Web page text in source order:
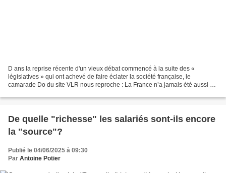
D ans la reprise récente d'un vieux débat commencé à la suite des «
législatives » qui ont achevé de faire éclater la société française, le
camarade Do du site VLR nous reproche : La France n’a jamais été aussi à
De quelle "richesse" les salariés sont-ils encore
la "source"?
Publié le 04/06/2025 à 09:30
Par Antoine Potier